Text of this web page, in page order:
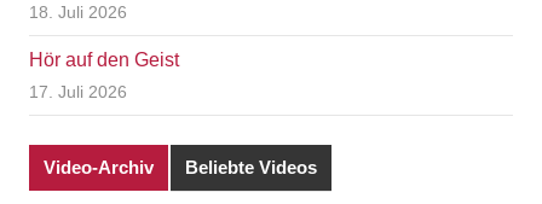
18. Juli 2026
Hör auf den Geist
17. Juli 2026
Video-Archiv Beliebte Videos